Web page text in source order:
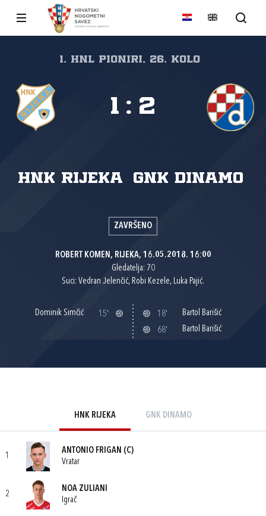
1. HNL Pioniri, 26. kolo
HNK Rijeka GNK Dinamo
1 : 2
ZAVRŠENO
ROBERT KOMEN, RIJEKA, 16.05.2018. 16:00
Gledatelja: 70
Suci: Vedran Jelenčić, Robi Kezele, Luka Pajić.
Dominik Simčić 15' 18'
Bartol Barišić
68'
Bartol Barišić
HNK RIJEKA GNK DINAMO
1
ANTONIO FRIGAN (C)
Vratar
2
NOA ZULIANI
Igrač